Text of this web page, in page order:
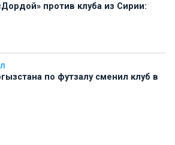
против клуба из Сирии:
по футзалу сменил клуб в